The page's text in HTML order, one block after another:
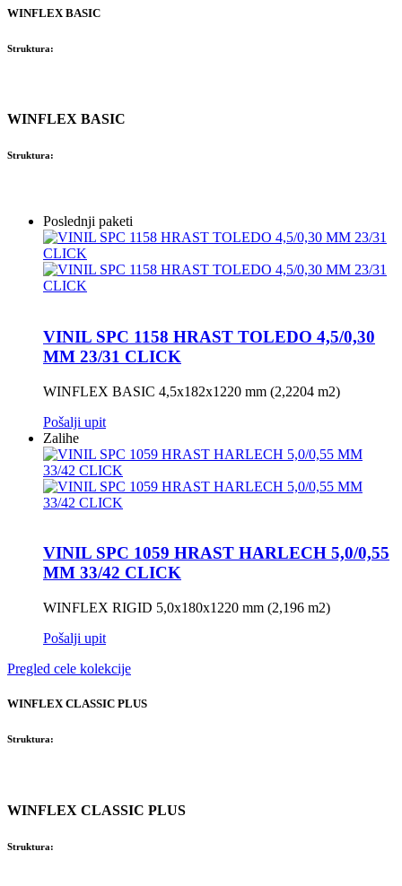
WINFLEX BASIC
Struktura:
WINFLEX BASIC
Struktura:
Poslednji paketi
VINIL SPC 1158 HRAST TOLEDO 4,5/0,30
MM 23/31 CLICK
WINFLEX BASIC 4,5x182x1220 mm (2,2204 m2)
Pošalji upit
Zalihe
VINIL SPC 1059 HRAST HARLECH 5,0/0,55
MM 33/42 CLICK
WINFLEX RIGID 5,0x180x1220 mm (2,196 m2)
Pošalji upit
Pregled cele kolekcije
WINFLEX CLASSIC PLUS
Struktura:
WINFLEX CLASSIC PLUS
Struktura: